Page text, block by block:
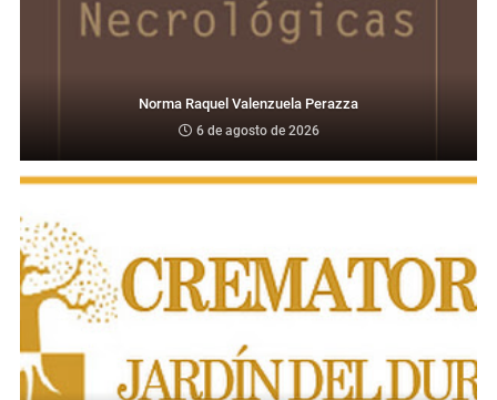
Norma Raquel Valenzuela Perazza
6 de agosto de 2026